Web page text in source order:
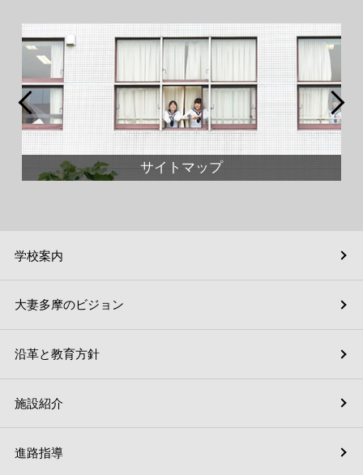
サイトマップ
学校案内
施設紹介
大妻多摩のビジョン
進路指導
沿革と教育方針